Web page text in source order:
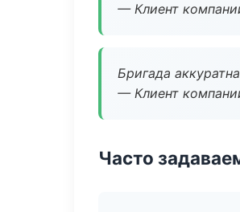
— Клиент
Бригада
— Клиент
Часто